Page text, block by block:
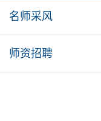
名师采风
师资招聘